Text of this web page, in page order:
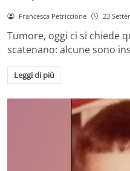
Francesca Petriccione 23
Tumore, oggi ci si chiede
scatenano: alcune sono
Leggi di più